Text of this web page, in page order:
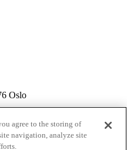
Oslo
agree to the storing of
navigation, analyze site